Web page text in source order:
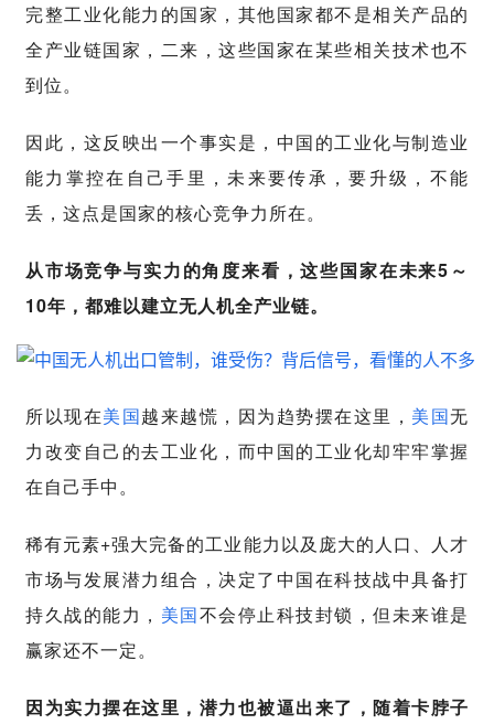
完整工业化能力的国家，其他国家都不是相关产品的
全产业链国家，二来，这些国家在某些相关技术也不
到位。
因此，这反映出一个事实是，中国的工业化与制造业
能力掌控在自己手里，未来要传承，要升级，不能
丢，这点是国家的核心竞争力所在。
从市场竞争与实力的角度来看，这些国家在未来5～
10年，都难以建立无人机全产业链。
所以现在美国越来越慌，因为趋势摆在这里， 美国无
力改变自己的去工业化，而中国的工业化却牢牢掌握
在自己手中。
稀有元素+强大完备的工业能力以及庞大的人口、人才
市场与发展潜力组合，决定了中国在科技战中具备打
持久战的能力， 美国不会停止科技封锁，但未来谁是
赢家还不一定。
因为实力摆在这里，潜力也被逼出来了，随着卡脖子